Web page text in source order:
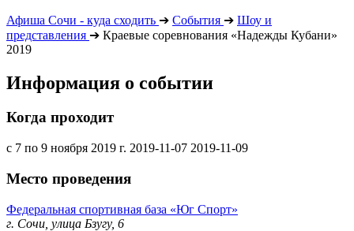
Афиша Сочи - куда сходить ➔ События ➔ Шоу и
представления ➔ Краевые соревнования «Надежды Кубани»
2019
Информация о событии
Когда проходит
с 7 по 9 ноября 2019 г. 2019-11-07 2019-11-09
Место проведения
Федеральная спортивная база «Юг Спорт»
г. Сочи, улица Бзугу, 6